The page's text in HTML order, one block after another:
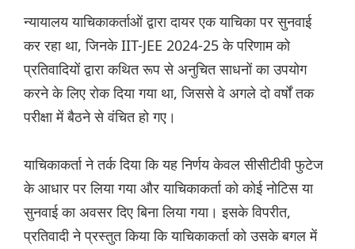
न्यायालय याचिकाकर्ताओं द्वारा दायर एक याचिका पर सुनवाई
कर रहा था, जिनके IIT-JEE 2024-25 के परिणाम को
प्रतिवादियों द्वारा कथित रूप से अनुचित साधनों का उपयोग
करने के लिए रोक दिया गया था, जिससे वे अगले दो वर्षों तक
परीक्षा में बैठने से वंचित हो गए।
याचिकाकर्ता ने तर्क दिया कि यह निर्णय केवल सीसीटीवी फुटेज
के आधार पर लिया गया और याचिकाकर्ता को कोई नोटिस या
सुनवाई का अवसर दिए बिना लिया गया। इसके विपरीत,
प्रतिवादी ने प्रस्तुत किया कि याचिकाकर्ता को उसके बगल में